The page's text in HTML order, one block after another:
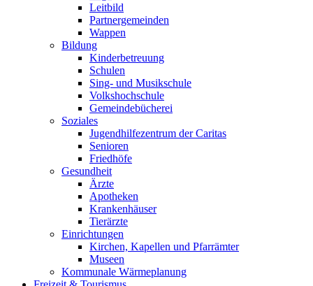
Leitbild
Partnergemeinden
Wappen
Bildung
Kinderbetreuung
Schulen
Sing- und Musikschule
Volkshochschule
Gemeindebücherei
Soziales
Jugendhilfezentrum der Caritas
Senioren
Friedhöfe
Gesundheit
Ärzte
Apotheken
Krankenhäuser
Tierärzte
Einrichtungen
Kirchen, Kapellen und Pfarrämter
Museen
Kommunale Wärmeplanung